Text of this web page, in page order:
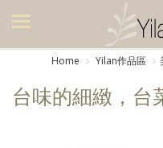
美食集
Home Yilan作品區
台味的細緻，台